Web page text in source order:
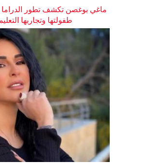
ماغي بوغصن تكشف تطور الدراما
طفولتها وتجاربها